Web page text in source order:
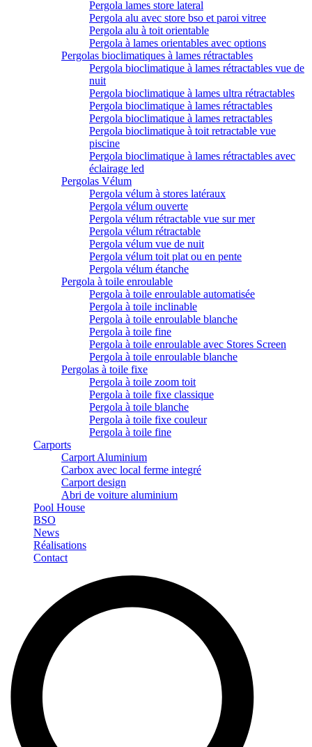
Pergola lames store lateral
Pergola alu avec store bso et paroi vitree
Pergola alu à toit orientable
Pergola à lames orientables avec options
Pergolas bioclimatiques à lames rétractables
Pergola bioclimatique à lames rétractables vue de
nuit
Pergola bioclimatique à lames ultra rétractables
Pergola bioclimatique à lames rétractables
Pergola bioclimatique à lames retractables
Pergola bioclimatique à toit retractable vue
piscine
Pergola bioclimatique à lames rétractables avec
éclairage led
Pergolas Vélum
Pergola vélum à stores latéraux
Pergola vélum ouverte
Pergola vélum rétractable vue sur mer
Pergola vélum rétractable
Pergola vélum vue de nuit
Pergola vélum toit plat ou en pente
Pergola vélum étanche
Pergola à toile enroulable
Pergola à toile enroulable automatisée
Pergola à toile inclinable
Pergola à toile enroulable blanche
Pergola à toile fine
Pergola à toile enroulable avec Stores Screen
Pergola à toile enroulable blanche
Pergolas à toile fixe
Pergola à toile zoom toit
Pergola à toile fixe classique
Pergola à toile blanche
Pergola à toile fixe couleur
Pergola à toile fine
Carports
Carport Aluminium
Carbox avec local ferme integré
Carport design
Abri de voiture aluminium
Pool House
BSO
News
Réalisations
Contact